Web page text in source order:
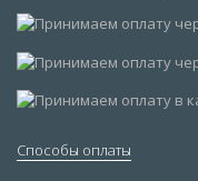
Способы оплаты